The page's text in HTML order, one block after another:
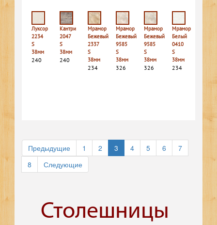
Луксор
2234
S
38мм
240
Кантри
2047
S
38мм
240
Мрамор
Бежевый
2337
S
38мм
234
Мрамор
Бежевый
9585
S
38мм
326
Мрамор
Бежевый
9585
S
38мм
326
Мрамор
Белый
0410
S
38мм
234
Предыдущие 1 2 3 4 5 6
7
8
Следующие
Столешницы